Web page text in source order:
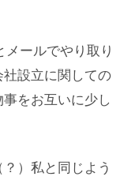
ールでやり取り
設立に関しての
をお互いに少し
）私と同じよう